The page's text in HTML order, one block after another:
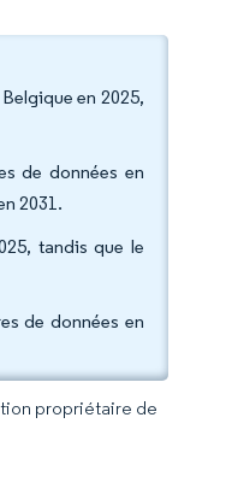
en 2025,
de données en
2031.
tandis que le
de données en
propriétaire de